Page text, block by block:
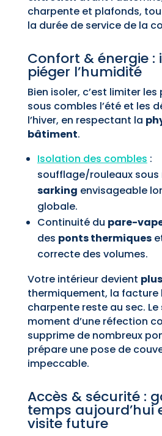
charpente et plafonds,
la durée de service de la
Confort & énergie :
piéger l’humidité
Bien isoler, c’est limiter
sous combles l’été et les
l’hiver, en respectant la
bâtiment.
Isolation des combles :
soufflage/rouleaux sous
sarking envisageable
globale.
Continuité du pare-
des ponts thermiques
correcte des volumes.
Votre intérieur devient
thermiquement, la facture
charpente reste au sec. Le
moment d’une réfection
supprime de nombreux
prépare une pose de
impeccable.
Accès & sécurité :
temps aujourd’hui
visite future